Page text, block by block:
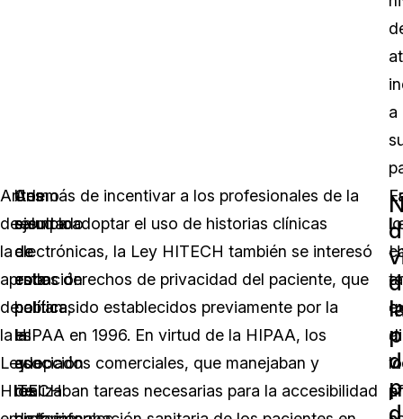
a
Antes
de
la
aprobación
de
la
Ley
HITECH
Un
ejemplo
de
esta
política
es
que
los
Como
resultado
de
esta
política,
la
adopción
de
Además de incentivar a los profesionales de la
salud a adoptar el uso de historias clínicas
electrónicas, la Ley HITECH también se interesó
en los derechos de privacidad del paciente, que
habían sido establecidos previamente por la
HIPAA en 1996. En virtud de la HIPAA, los
asociados comerciales, que manejaban y
realizaban tareas necesarias para la accesibilidad
a